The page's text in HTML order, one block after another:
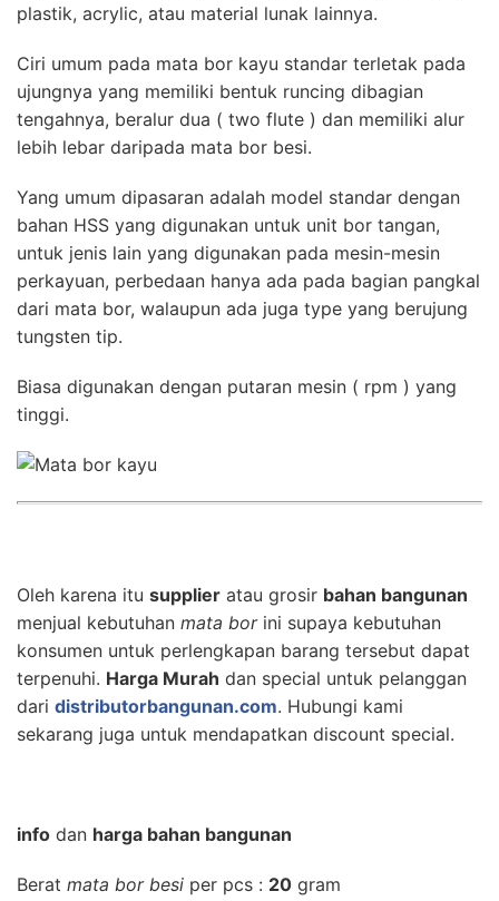
plastik, acrylic, atau material lunak lainnya.
Ciri umum pada mata bor kayu standar terletak pada
ujungnya yang memiliki bentuk runcing dibagian
tengahnya, beralur dua ( two flute ) dan memiliki alur
lebih lebar daripada mata bor besi.
Yang umum dipasaran adalah model standar dengan
bahan HSS yang digunakan untuk unit bor tangan,
untuk jenis lain yang digunakan pada mesin-mesin
perkayuan, perbedaan hanya ada pada bagian pangkal
dari mata bor, walaupun ada juga type yang berujung
tungsten tip.
Biasa digunakan dengan putaran mesin ( rpm ) yang
tinggi.
Oleh karena itu supplier atau grosir bahan bangunan
menjual kebutuhan mata bor ini supaya kebutuhan
konsumen untuk perlengkapan barang tersebut dapat
terpenuhi. Harga Murah dan special untuk pelanggan
dari distributorbangunan.com. Hubungi kami
sekarang juga untuk mendapatkan discount special.
info dan harga bahan bangunan
Berat mata bor besi per pcs : 20 gram